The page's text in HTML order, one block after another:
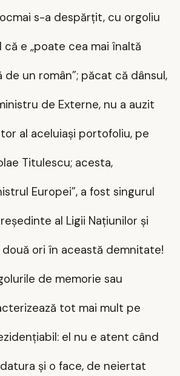
s-a despărțit, cu orgoliu
că e „poate cea mai înaltă
un român”; păcat că dânsul,
de Externe, nu a auzit
al aceluiași portofoliu, pe
Titulescu; acesta,
Europei”, a fost singurul
al Ligii Națiunilor și
ori în această demnitate!
de memorie sau
tot mai mult pe
el nu e atent când
și o face, de neiertat